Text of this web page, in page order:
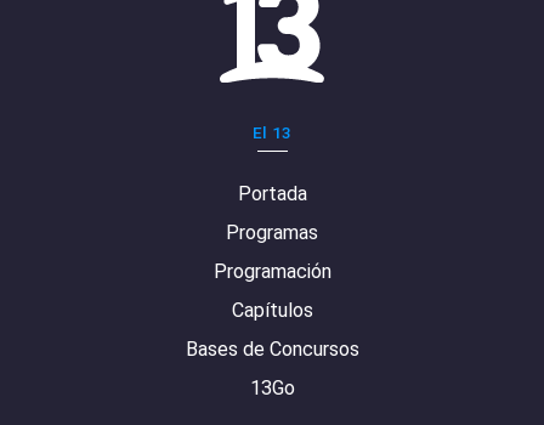
El 13
Portada
Programas
Programación
Capítulos
Bases de Concursos
13Go